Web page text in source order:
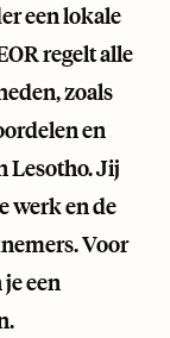
een lokale
regelt alle
zoals
en
Lesotho. Jij
werk en de
Voor
een